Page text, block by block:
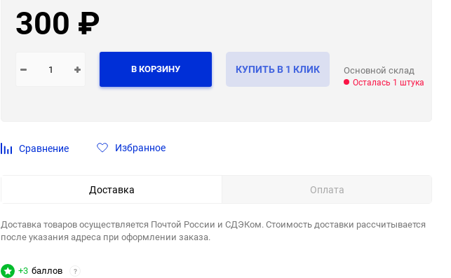
300 ₽
В КОРЗИНУ КУПИТЬ В 1 КЛИК Основной склад
Осталась 1 штука
Сравнение Избранное
Доставка Оплата
Доставка товаров осуществляется Почтой России и СДЭКом. Стоимость доставки рассчитывается
после указания адреса при оформлении заказа.
+3 баллов ?